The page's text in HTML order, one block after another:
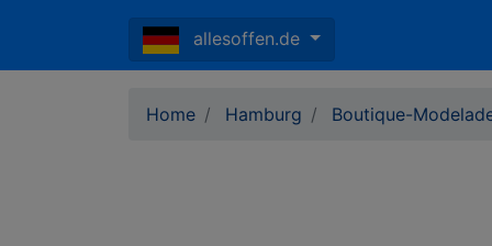
allesoffen.de
Home Hamburg Boutique-